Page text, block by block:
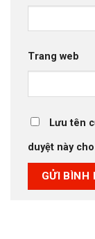
Trang web
Lưu tên
duyệt này